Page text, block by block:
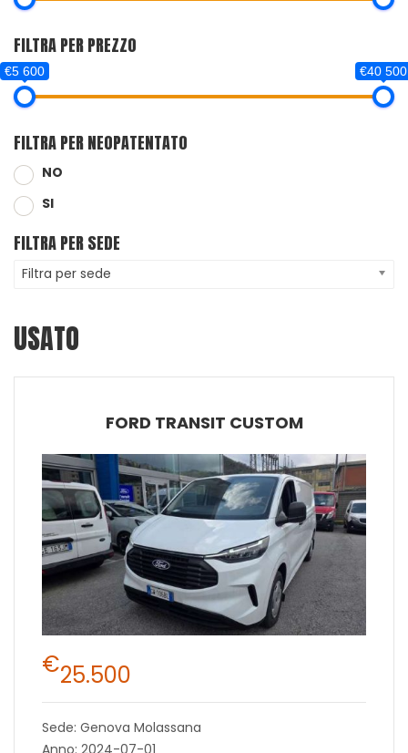
FILTRA PER PREZZO
€5 600 €40 500
FILTRA PER NEOPATENTATO
NO
SI
FILTRA PER SEDE
Filtra per sede
USATO
FORD TRANSIT CUSTOM
€25.500
Sede: Genova Molassana